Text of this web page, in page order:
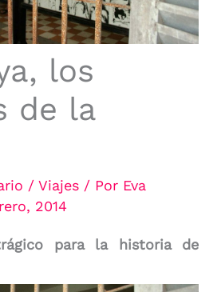
los
de la
/ Viajes/ Por Eva
2014
para la historia de